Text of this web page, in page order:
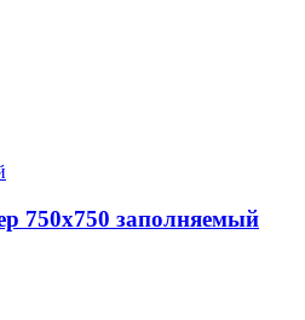
750х750 заполняемый